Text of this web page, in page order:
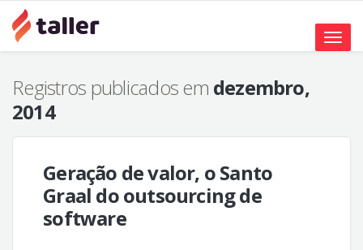
Toggle
Registros publicados em dezembro,
2014
Geração de valor, o Santo
Graal do outsourcing de
software